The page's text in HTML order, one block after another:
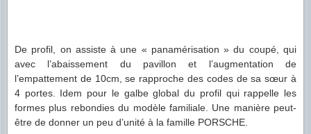
De profil, on assiste à une « panamérisation » du coupé, qui
avec l’abaissement du pavillon et l’augmentation de
l’empattement de 10cm, se rapproche des codes de sa sœur à
4 portes. Idem pour le galbe global du profil qui rappelle les
formes plus rebondies du modèle familiale. Une manière peut-
être de donner un peu d’unité à la famille PORSCHE.